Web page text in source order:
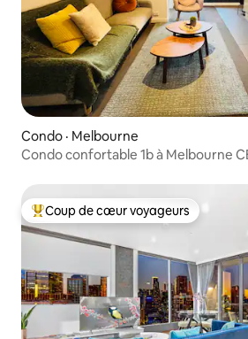
Condo · Melbourne
Condo confortable 1b à Melbourne
Coup de cœur voyageurs parmi les
Coup de cœur voyageurs